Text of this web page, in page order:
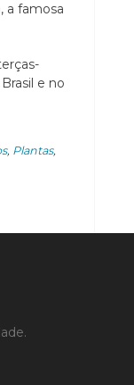
a famosa
e no
, Plantas,